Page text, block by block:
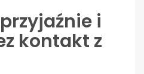
i
kontakt z